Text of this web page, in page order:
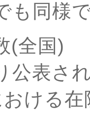
も同様
(全国)
公表さ
ける